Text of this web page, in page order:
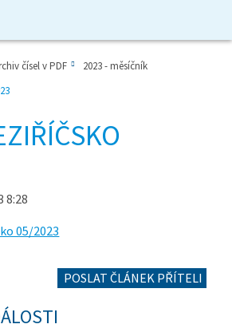
čísel v PDF
2023 - měsíčník
8:28
05/2023
POSLAT ČLÁNEK PŘÍTELI